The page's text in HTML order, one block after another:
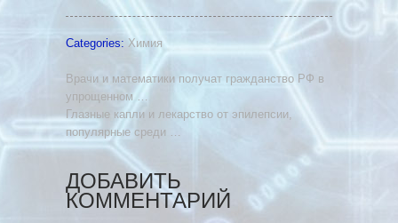
Categories: Химия
Врачи и математики получат гражданство РФ в
упрощенном …
Глазные капли и лекарство от эпилепсии,
популярные среди …
ДОБАВИТЬ
КОММЕНТАРИЙ